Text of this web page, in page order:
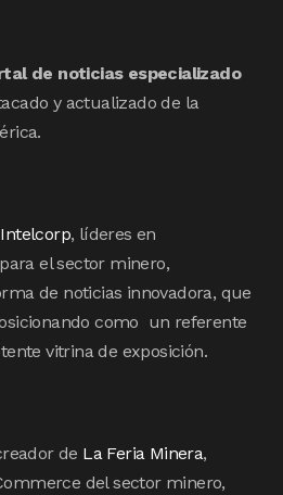
de noticias especializado
y actualizado de la
, líderes en
el sector minero,
de noticias innovadora, que
como un referente
vitrina de exposición.
de La Feria Minera,
del sector minero,